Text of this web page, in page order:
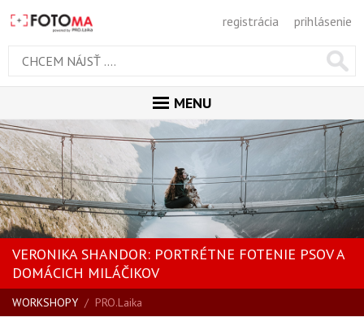
registrácia prihlásenie
MENU
ÚVOD
MAGAZÍN
GALÉRIA
PORADŇA
KALENDÁR AKCIÍ
VERONIKA SHANDOR: PORTRÉTNE FOTENIE PSOV A
DOMÁCICH MILÁČIKOV
WORKSHOPY / PRO.Laika